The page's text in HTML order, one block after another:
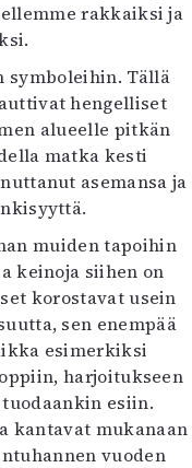
rakkaiksi ja
symboleihin. Tällä
hengelliset
alueelle pitkän
matka kesti
asemansa ja
muiden tapoihin
keinoja siihen on
korostavat usein
sen enempää
esimerkiksi
harjoitukseen
esiin.
kantavat mukanaan
vuoden